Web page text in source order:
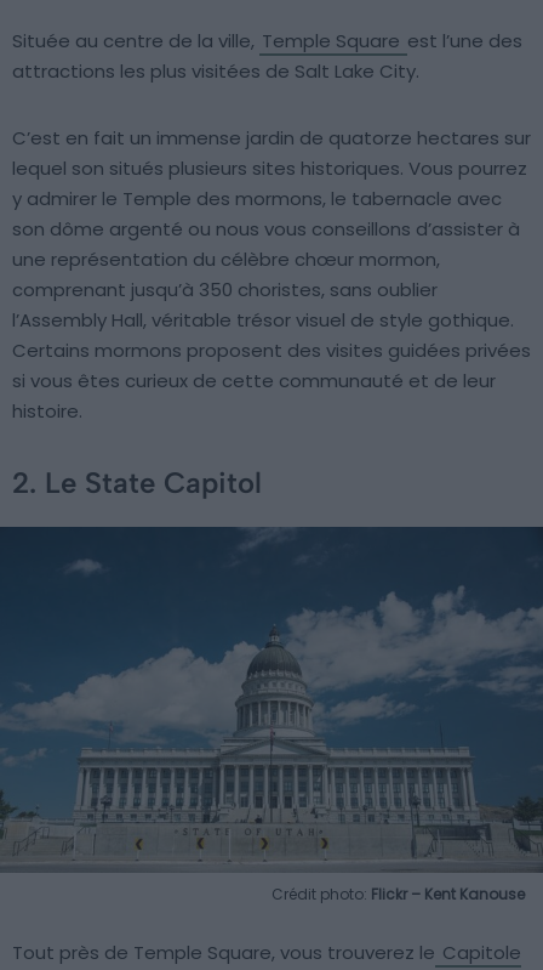
Située au centre de la ville, Temple Square est l’une des
attractions les plus visitées de Salt Lake City.
C’est en fait un immense jardin de quatorze hectares sur
lequel son situés plusieurs sites historiques. Vous pourrez
y admirer le Temple des mormons, le tabernacle avec
son dôme argenté ou nous vous conseillons d’assister à
une représentation du célèbre chœur mormon,
comprenant jusqu’à 350 choristes, sans oublier
l’Assembly Hall, véritable trésor visuel de style gothique.
Certains mormons proposent des visites guidées privées
si vous êtes curieux de cette communauté et de leur
histoire.
2. Le State Capitol
Crédit photo: Flickr – Kent Kanouse
Tout près de Temple Square, vous trouverez le Capitole